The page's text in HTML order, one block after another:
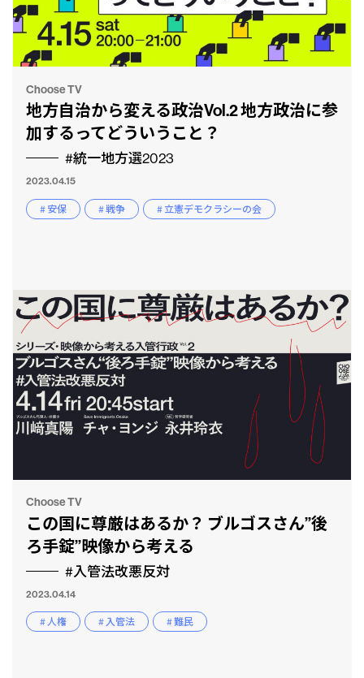
Choose TV
地方自治から変える政治Vol.2 地方政治に参
加するってどういうこと？
#統一地方選2023
2023.04.15
# 安保 # 戦争 # 立憲デモクラシーの会
Choose TV
この国に尊厳はあるか？ ブルゴスさん”後
ろ手錠”映像から考える
#入管法改悪反対
2023.04.14
# 人権 # 入管法 # 難民